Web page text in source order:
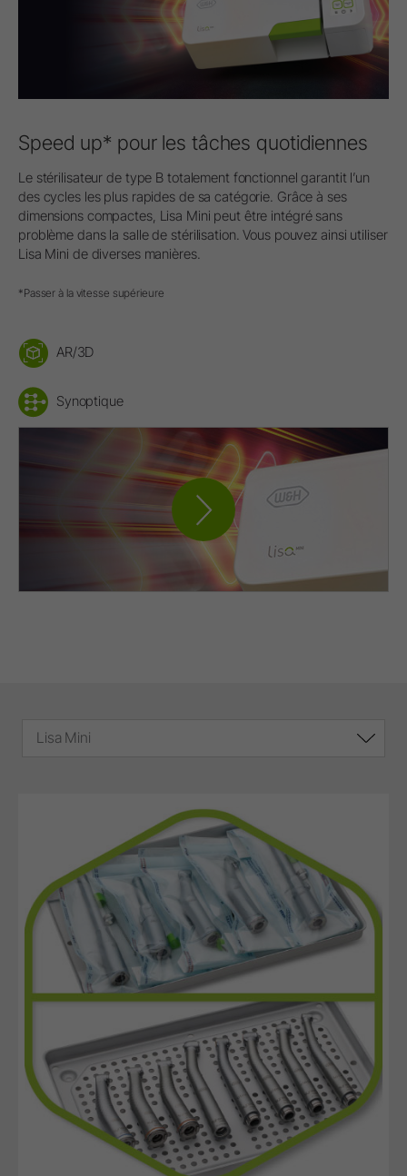
Speed up* pour les tâches quotidiennes
Le stérilisateur de type B totalement fonctionnel garantit l’un
des cycles les plus rapides de sa catégorie. Grâce à ses
dimensions compactes, Lisa Mini peut être intégré sans
problème dans la salle de stérilisation. Vous pouvez ainsi utiliser
Lisa Mini de diverses manières.
*Passer à la vitesse supérieure
AR/3D
Synoptique
Lisa Mini